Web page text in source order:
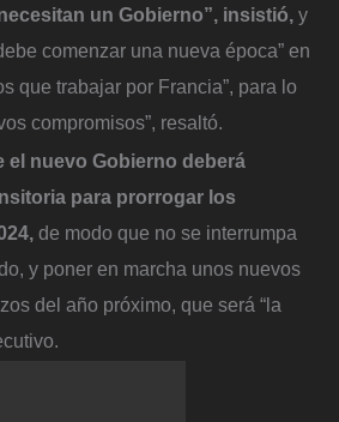
un Gobierno”, insistió, y
comenzar una nueva época” en
que trabajar por Francia”, para lo
compromisos”, resaltó.
el nuevo Gobierno deberá
para prorrogar los
de modo que no se interrumpa
y poner en marcha unos nuevos
del año próximo, que será “la